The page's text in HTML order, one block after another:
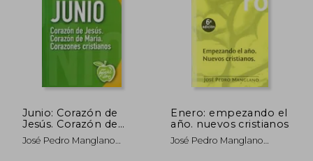
Junio: Corazón de
Jesús. Corazón de
María. Corazones
cristianos (an Apple a
José Pedro Manglano
Enero: empezando el
año. nuevos cristianos
José Pedro Manglano